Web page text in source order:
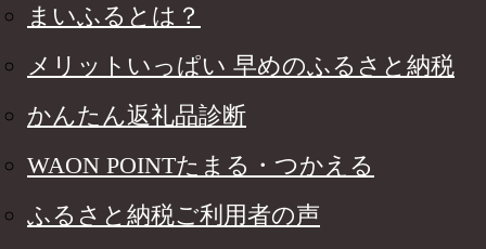
まいふるとは？
メリットいっぱい 早めのふるさと納税
かんたん返礼品診断
WAON POINTたまる・つかえる
ふるさと納税ご利用者の声